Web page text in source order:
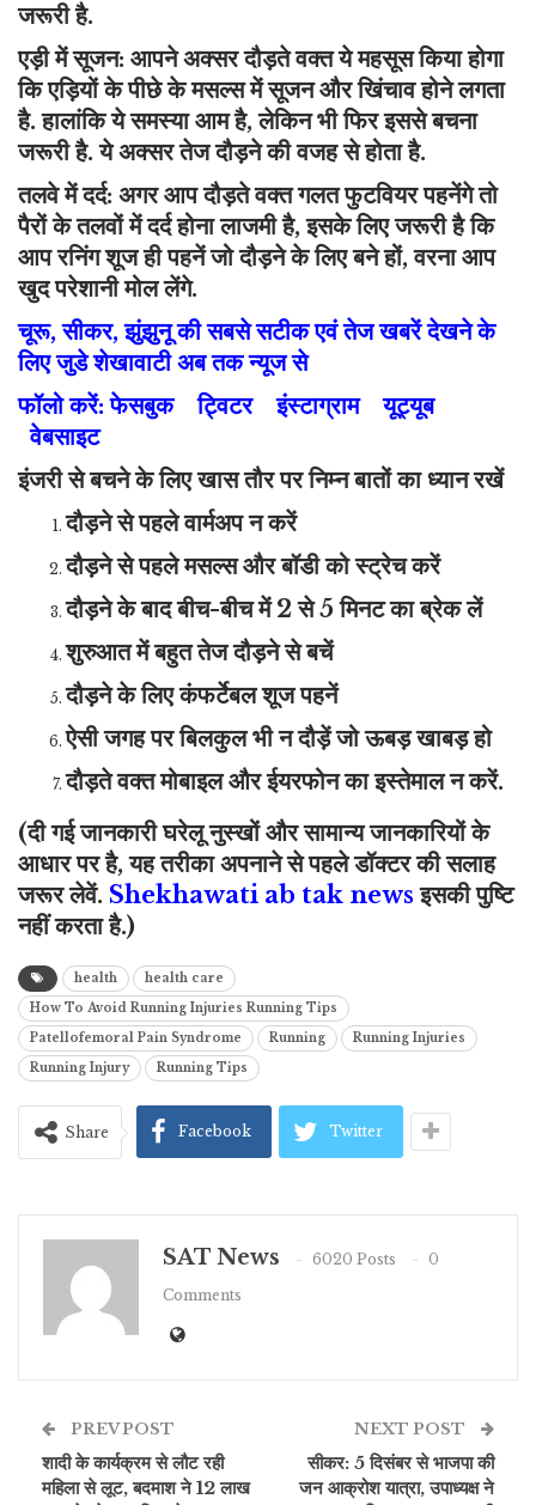
जरूरी है.
एड़ी में सूजन: आपने अक्सर दौड़ते वक्त ये महसूस किया होगा
कि एड़ियों के पीछे के मसल्स में सूजन और खिंचाव होने लगता
है. हालांकि ये समस्या आम है, लेकिन भी फिर इससे बचना
जरूरी है. ये अक्सर तेज दौड़ने की वजह से होता है.
तलवे में दर्द: अगर आप दौड़ते वक्त गलत फुटवियर पहनेंगे तो
पैरों के तलवों में दर्द होना लाजमी है, इसके लिए जरूरी है कि
आप रनिंग शूज ही पहनें जो दौड़ने के लिए बने हों, वरना आप
खुद परेशानी मोल लेंगे.
चूरू, सीकर, झुंझुनू की सबसे सटीक एवं तेज खबरें देखने के
लिए जुडे शेखावाटी अब तक न्यूज से
फॉलो करें:फेसबुक ट्विटर इंस्टाग्राम
यूट्यूब
वेबसाइट
इंजरी से बचने के लिए खास तौर पर निम्न बातों का ध्यान रखें
दौड़ने से पहले वार्मअप न करें
दौड़ने से पहले मसल्स और बॉडी को स्ट्रेच करें
दौड़ने के बाद बीच-बीच में 2 से 5 मिनट का ब्रेक लें
शुरुआत में बहुत तेज दौड़ने से बचें
दौड़ने के लिए कंफर्टेबल शूज पहनें
ऐसी जगह पर बिलकुल भी न दौड़ें जो ऊबड़ खाबड़ हो
दौड़ते वक्त मोबाइल और ईयरफोन का इस्तेमाल न करें.
(दी गई जानकारी घरेलू नुस्खों और सामान्य जानकारियों के
आधार पर है, यह तरीका अपनाने से पहले डॉक्टर की सलाह
जरूर लेवें. Shekhawati ab tak news इसकी पुष्टि
नहीं करता है.)
health
health care
How To Avoid Running Injuries Running Tips
Patellofemoral Pain Syndrome
Running
Running Injuries
Running Injury
Running Tips
Share Facebook Twitter
SAT News 6020 Posts
0
Comments
PREV POST
शादी के कार्यक्रम से लौट रही
महिला से लूट, बदमाश ने 12 लाख
NEXT POST
सीकर: 5 दिसंबर से भाजपा की
जन आक्रोश यात्रा, उपाध्यक्ष ने